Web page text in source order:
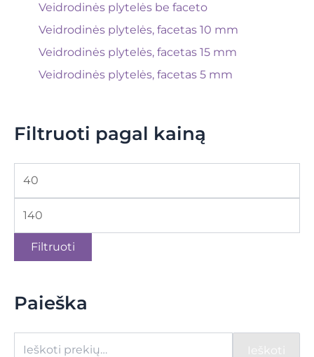
Veidrodinės plytelės be faceto
Veidrodinės plytelės, facetas 10 mm
Veidrodinės plytelės, facetas 15 mm
Veidrodinės plytelės, facetas 5 mm
Filtruoti pagal kainą
Filtruoti
Paieška
Ieškoti